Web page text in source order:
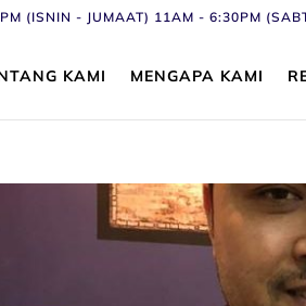
(ISNIN - JUMAAT) 11AM - 6:30PM
KAMI MENGAPA KAMI